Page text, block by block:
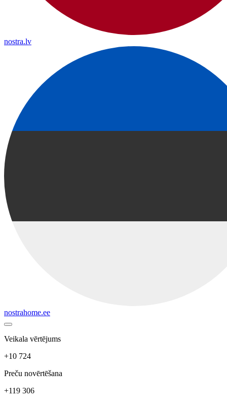
nostra.lv
nostrahome.ee
Veikala vērtējums
+10 724
Preču novērtēšana
+119 306